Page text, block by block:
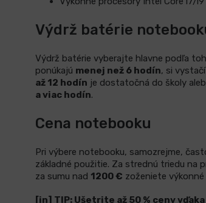
Výdrž batérie
Výdrž batérie vyberajte hlavne podľa
ponúkajú menej než 6 hodín, si
až 12 hodín je dostatočná do školy
a viac hodín.
Cena notebooku
Pri výbere notebooku, samozrejme,
základné použitie. Za strednú triedu na
za sumu nad 1200 € zoženiete
[in] TIP: Ušetrite až 50 % ceny